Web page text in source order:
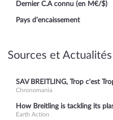
Dernier C.A connu (en M€/$)
Pays d’encaissement
Sources et Actualités
SAV BREITLING, Trop c'est
Chronomania
How Breitling is tackling its
Earth Action